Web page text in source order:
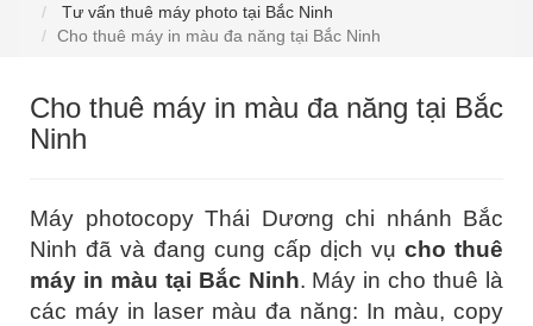
Tư vấn thuê máy photo tại Bắc Ninh
Cho thuê máy in màu đa năng tại Bắc Ninh
Cho thuê máy in màu đa năng tại Bắc
Ninh
Máy photocopy Thái Dương chi nhánh Bắc
Ninh đã và đang cung cấp dịch vụ cho thuê
máy in màu tại Bắc Ninh. Máy in cho thuê là
các máy in laser màu đa năng: In màu, copy